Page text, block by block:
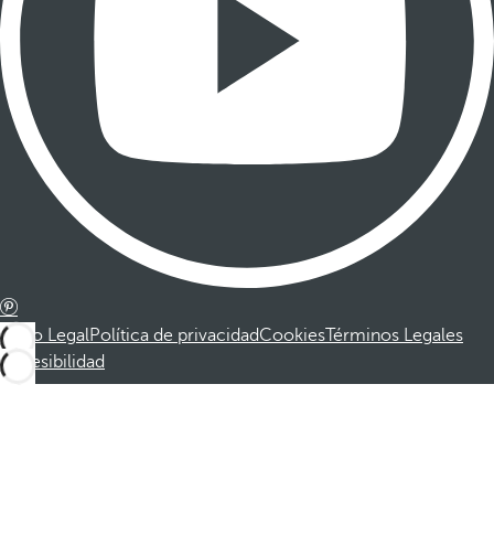
Aviso LegalPolítica de privacidadCookiesTérminos Legales
Accesibilidad